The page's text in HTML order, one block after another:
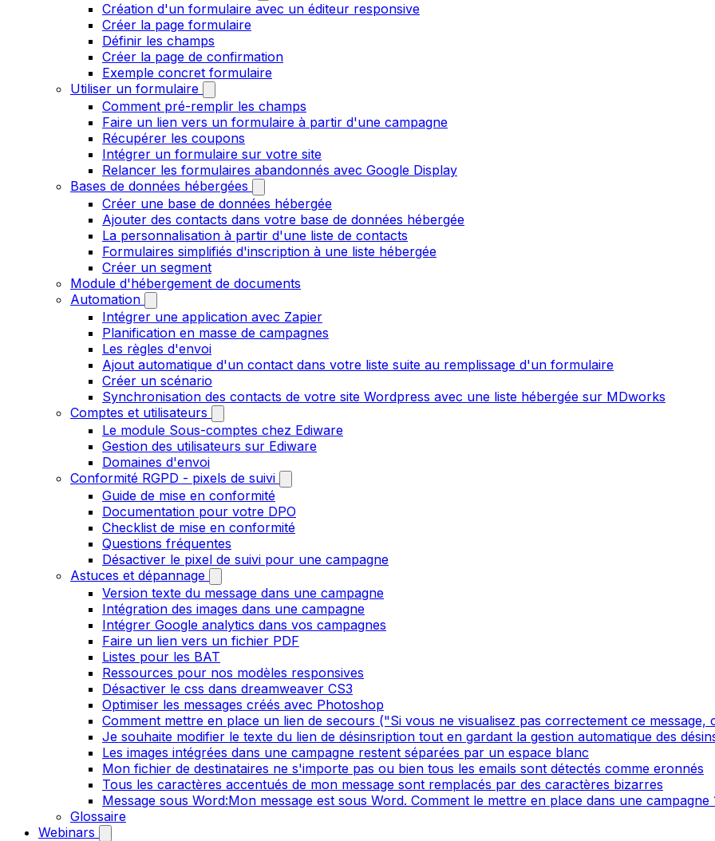
Création d'un formulaire avec un éditeur responsive
Créer la page formulaire
Définir les champs
Créer la page de confirmation
Exemple concret formulaire
Utiliser un formulaire
Comment pré-remplir les champs
Faire un lien vers un formulaire à partir d'une campagne
Récupérer les coupons
Intégrer un formulaire sur votre site
Relancer les formulaires abandonnés avec Google Display
Bases de données hébergées
Créer une base de données hébergée
Ajouter des contacts dans votre base de données hébergée
La personnalisation à partir d'une liste de contacts
Formulaires simplifiés d'inscription à une liste hébergée
Créer un segment
Module d'hébergement de documents
Automation
Intégrer une application avec Zapier
Planification en masse de campagnes
Les règles d'envoi
Ajout automatique d'un contact dans votre liste suite au remplissage d'un formulaire
Créer un scénario
Synchronisation des contacts de votre site Wordpress avec une liste hébergée sur MDworks
Comptes et utilisateurs
Le module Sous-comptes chez Ediware
Gestion des utilisateurs sur Ediware
Domaines d'envoi
Conformité RGPD - pixels de suivi
Guide de mise en conformité
Documentation pour votre DPO
Checklist de mise en conformité
Questions fréquentes
Désactiver le pixel de suivi pour une campagne
Astuces et dépannage
Version texte du message dans une campagne
Intégration des images dans une campagne
Intégrer Google analytics dans vos campagnes
Faire un lien vers un fichier PDF
Listes pour les BAT
Ressources pour nos modèles responsives
Désactiver le css dans dreamweaver CS3
Optimiser les messages créés avec Photoshop
Comment mettre en place un lien de secours ("Si vous ne visualisez pas correctement ce message,
Je souhaite modifier le texte du lien de désinsription tout en gardant la gestion automatique des
Les images intégrées dans une campagne restent séparées par un espace blanc
Mon fichier de destinataires ne s'importe pas ou bien tous les emails sont détectés comme eronnés
Tous les caractères accentués de mon message sont remplacés par des caractères bizarres
Message sous Word:Mon message est sous Word. Comment le mettre en place dans une campagne
Glossaire
Webinars